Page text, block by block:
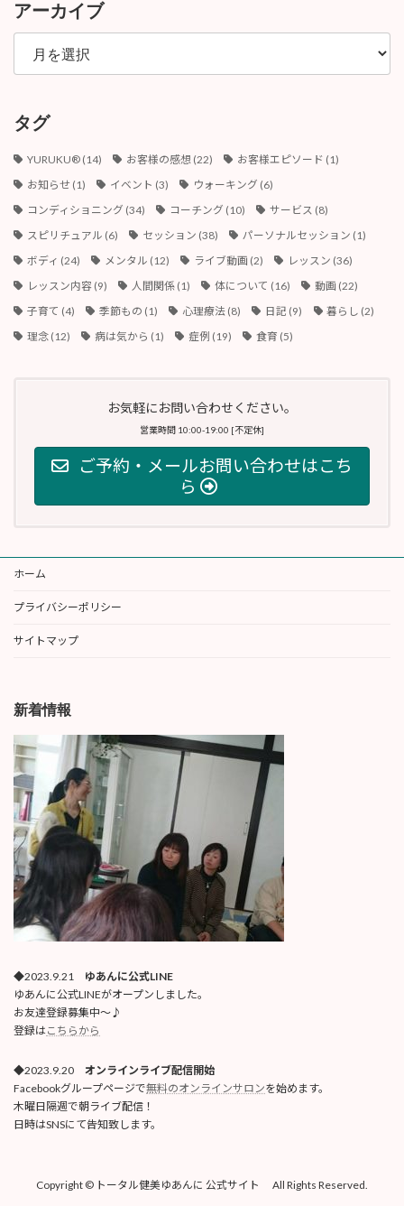
アーカイブ
ア
カ
ブ
タグ
YURUKU®︎(14) お客様の感想 (22) お客様エピソード (1)
お知らせ (1) イベント (3) ウォーキング (6)
コンディショニング (34) コーチング (10) サービス (8)
スピリチュアル (6) セッション (38) パーソナルセッション (1)
ボディ (24) メンタル (12) ライブ動画 (2) レッスン (36)
レッスン内容(9) 人間関係(1) 体について (16) 動画 (22)
子育て (4) 季節もの (1) 心理療法 (8) 日記 (9) 暮らし (2)
理念(12) 病は気から (1) 症例 (19) 食育 (5)
お気軽にお問い合わせください。
営業時間 10:00-19:00 [不定休]
ご予約・メールお問い合わせはこち
ら
ホーム
プライバシーポリシー
サイトマップ
新着情報
◆2023.9.21 ゆあんに公式LINE
ゆあんに公式LINEがオープンしました。
お友達登録募集中〜♪
登録はこちらから
◆2023.9.20 オンラインライブ配信開始
Facebookグループページで無料のオンラインサロンを始めます。
木曜日隔週で朝ライブ配信！
日時はSNSにて告知致します。
Copyright © トータル健美ゆあんに 公式サイト All Rights Reserved.